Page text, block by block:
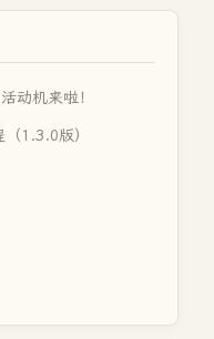
动机来啦！
1.3.0版）